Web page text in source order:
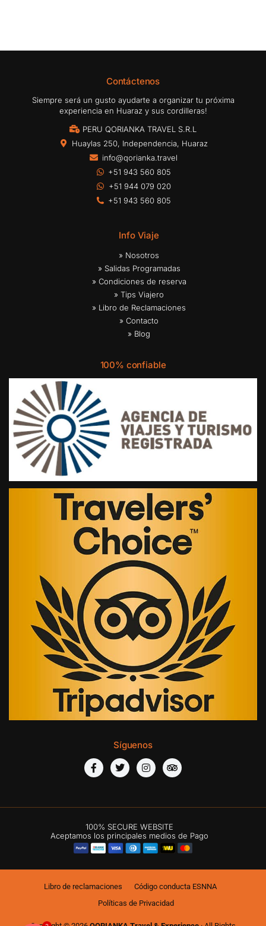
Contáctenos
Siempre será un gusto ayudarte a organizar tu próxima
experiencia en Huaraz y sus cordilleras!
PERU QORIANKA TRAVEL S.R.L
Huaylas 250, Independencia, Huaraz
info@qorianka.travel
+51 943 560 805
+51 944 079 020
+51 943 560 805
Info Viaje
» Nosotros
» Salidas Programadas
» Condiciones de reserva
» Tips Viajero
» Libro de Reclamaciones
» Contacto
» Blog
100% confiable
Síguenos
100% SECURE WEBSITE
Aceptamos los principales medios de Pago
Libro de reclamaciones
Código conducta ESNNA
Políticas de Privacidad